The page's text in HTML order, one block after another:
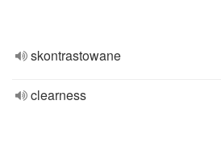
skontrastowane
clearness